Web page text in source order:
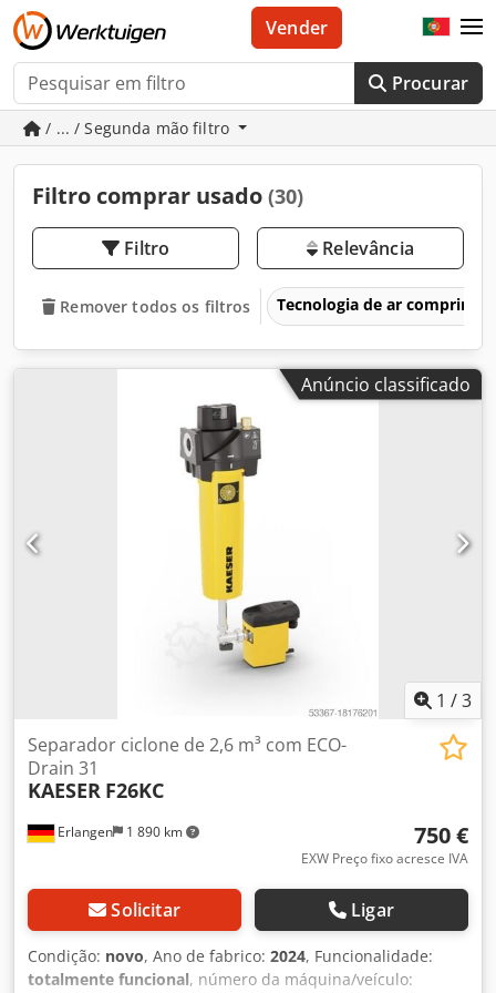
Procurar
Vender
/ ... / Segunda mão filtro
Filtro comprar usado (30)
Filtro Relevância
Remover todos os filtros Tecnologia de ar
Anúncio classificado
1 /3
Erlangen 1 890 km
Separador ciclone de 2,6 m³ com ECO-
Drain 31
KAESER F26KC
750 €
EXW Preço fixo acresce IVA
Solicitar Ligar
Condição: novo, Ano de fabrico: 2024, Funcionalidade:
totalmente funcional, número da máquina/veículo: